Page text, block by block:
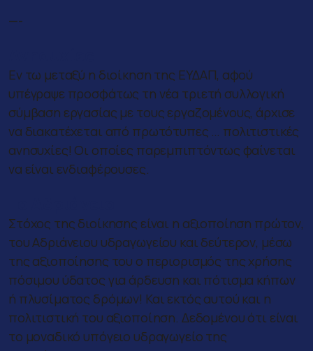
—-
Εν τω μεταξύ η διοίκηση της ΕΥΔΑΠ, αφού
υπέγραψε προσφάτως τη νέα τριετή συλλογική
σύμβαση εργασίας με τους εργαζομένους, άρχισε
να διακατέχεται από πρωτότυπες … πολιτιστικές
ανησυχίες! Οι οποίες παρεμπιπτόντως φαίνεται
να είναι ενδιαφέρουσες.
Στόχος της διοίκησης είναι η αξιοποίηση πρώτον,
του Αδριάνειου υδραγωγείου και δεύτερον, μέσω
της αξιοποίησης του ο περιορισμός της χρήσης
πόσιμου ύδατος για άρδευση και πότισμα κήπων
ή πλυσίματος δρόμων! Και εκτός αυτού και η
πολιτιστική του αξιοποίηση. Δεδομένου ότι είναι
το μοναδικό υπόγειο υδραγωγείο της